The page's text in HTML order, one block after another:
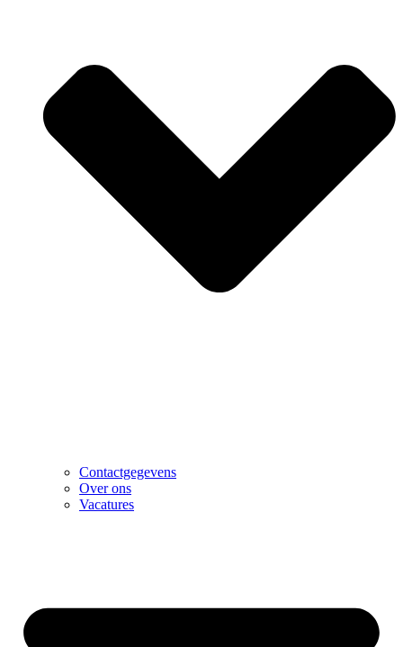
Contactgegevens
Over ons
Vacatures